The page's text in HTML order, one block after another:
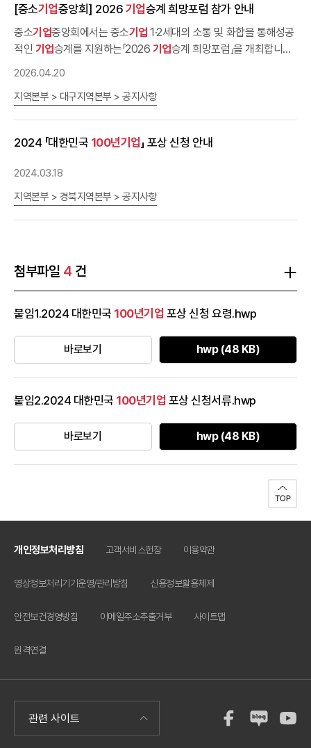
처 시그니처 시스템은 중소기업중앙회 아이덴티티의 핵심인 KBIZ워
드마크와 로고타입을 일정 기준으로 조합한 형태를 말합니다.시그니
처를 활용할 시 매뉴얼에 규정된 조합의 데이터 파일을 정비례로 확
발 시 회원사(협동조합, 연합회 등)명은 전용서체(KBIZ한마음체
Medium)를 사용합니다. 전용 색상 전용색상은 워드마크, 로고타입
역동성을, KBIZ Gray는 중앙회의 신뢰와 안정을 의미합니다. Sub
KBIZ Gray의 세련된 적용을 돕는 역할을 합니다. 메인컬러 서브컬러
노란우산 BI 우산 심볼은 언제 어디서 어떻게 닥칠지 모르는 위험으
활용 가이드 및 사용 조건에 대한 질의는 온라인 상담을 이용해 주시
기 바랍니다. 활용문의
[중소기업중앙회] 2026 기업승계 희망포럼 참가 안내
중소기업중앙회에서는 중소기업 1·2세대의 소통 및 화합을 통해성공
적인 기업승계를 지원하는「2026 기업승계 희망포럼」을 개최합니
다. 세대의 힘을 모아
수 승계기업시상식, 강연, 환영만찬 등ㅇ 참가비 : 1,2세대 동반참가
중소기업중앙회기업경영정책실 (02-2124-3147)
2026.04.20
지역본부 > 대구지역본부 > 공지사항
2024 「대한민국 100년기업 」 포상 신청 안내
2024.03.18
지역본부 > 경북지역본부 > 공지사항
첨부파일 4 건
붙임1.2024 대한민국 100년기업 포상 신청 요령.hwp
바로보기 hwp (48 KB)
붙임2.2024 대한민국 100년기업 포상 신청서류.hwp
바로보기 hwp (48 KB)
개인정보처리방침 고객서비스헌장 이용약관
영상정보처리기기운영/관리방침 신용정보활용체제
안전보건경영방침 이메일주소추출거부 사이트맵
원격연결